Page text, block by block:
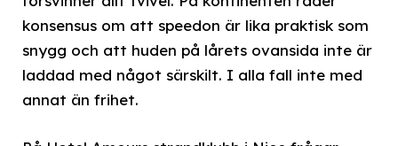
konsensus om att speedon är lika praktisk som
snygg och att huden på lårets ovansida inte är
laddad med något särskilt. I alla fall inte med
annat än frihet.